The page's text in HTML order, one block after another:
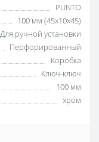
PUNTO
100 мм (45x10x45)
Для ручной установки
Перфорированный
Коробка
Ключ-ключ
100 мм
хром